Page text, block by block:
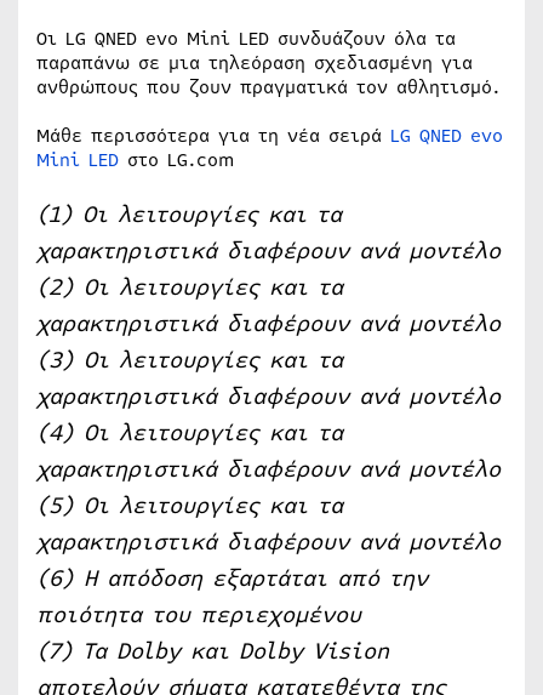
Οι LG QNED evo Mini LED συνδυάζουν όλα τα
παραπάνω σε μια τηλεόραση σχεδιασμένη για
ανθρώπους που ζουν πραγματικά τον αθλητισμό.
Μάθε περισσότερα για τη νέα σειρά LG QNED evo
Mini LED στο LG.com
(1) Οι λειτουργίες και τα
χαρακτηριστικά διαφέρουν ανά μοντέλο
(2) Οι λειτουργίες και τα
χαρακτηριστικά διαφέρουν ανά μοντέλο
(3) Οι λειτουργίες και τα
χαρακτηριστικά διαφέρουν ανά μοντέλο
(4) Οι λειτουργίες και τα
χαρακτηριστικά διαφέρουν ανά μοντέλο
(5) Οι λειτουργίες και τα
χαρακτηριστικά διαφέρουν ανά μοντέλο
(6) Η απόδοση εξαρτάται από την
ποιότητα του περιεχομένου
(7) Τα Dolby και Dolby Vision
αποτελούν σήματα κατατεθέντα της